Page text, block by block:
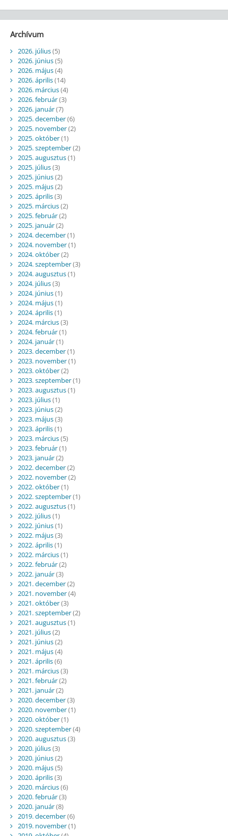
Archívum
2026. július(5)
2026. június(5)
2026. május(4)
2026. április(14)
2026. március(4)
2026. február(3)
2026. január(7)
2025. december(6)
2025. november(2)
2025. október(1)
2025. szeptember(2)
2025. augusztus(1)
2025. július(3)
2025. június(2)
2025. május(2)
2025. április(3)
2025. március(2)
2025. február(2)
2025. január(2)
2024. december(1)
2024. november(1)
2024. október(2)
2024. szeptember(3)
2024. augusztus(1)
2024. július(3)
2024. június(1)
2024. május(1)
2024. április(1)
2024. március(3)
2024. február(1)
2024. január(1)
2023. december(1)
2023. november(1)
2023. október(2)
2023. szeptember(1)
2023. augusztus(1)
2023. július(1)
2023. június(2)
2023. május(3)
2023. április(1)
2023. március(5)
2023. február(1)
2023. január(2)
2022. december(2)
2022. november(2)
2022. október(1)
2022. szeptember(1)
2022. augusztus(1)
2022. július(1)
2022. június(1)
2022. május(3)
2022. április(1)
2022. március(1)
2022. február(2)
2022. január(3)
2021. december(2)
2021. november(4)
2021. október(3)
2021. szeptember(2)
2021. augusztus(1)
2021. július(2)
2021. június(2)
2021. május(4)
2021. április(6)
2021. március(3)
2021. február(2)
2021. január(2)
2020. december(3)
2020. november(1)
2020. október(1)
2020. szeptember(4)
2020. augusztus(3)
2020. július(3)
2020. június(2)
2020. május(5)
2020. április(3)
2020. március(6)
2020. február(3)
2020. január(8)
2019. december(6)
2019. november(1)